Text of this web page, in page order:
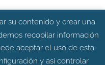
su contenido y crear una
recopilar información
aceptar el uso de esta
y así controlar